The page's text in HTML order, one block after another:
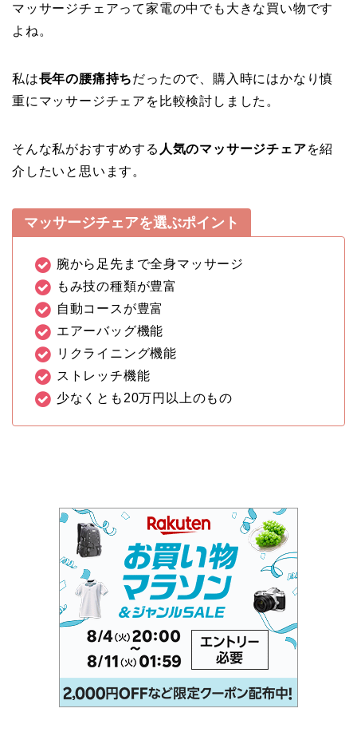
マッサージチェアって家電の中でも大きな買い物です
よね。
私は長年の腰痛持ちだったので、購入時にはかなり慎
重にマッサージチェアを比較検討しました。
そんな私がおすすめする 人気のマッサージチェアを紹
介したいと思います。
マッサージチェアを選ぶポイント
腕から足先まで全身マッサージ
もみ技の種類が豊富
自動コースが豊富
エアーバッグ機能
リクライニング機能
ストレッチ機能
少なくとも20万円以上のもの